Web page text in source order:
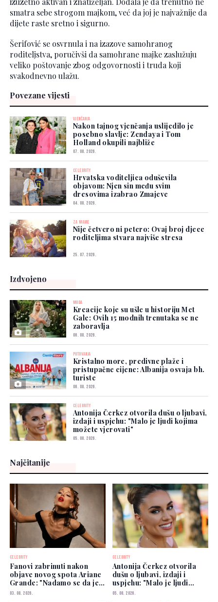
smatra sebe strogom majkom, već da joj je najvažnije da
dijete raste sretno i sigurno.
Šerifović se osvrnula i na izazove samohranog
roditeljstva, poručivši da samohrane majke zaslužuju
veliko poštovanje zbog odgovornosti i truda koji
svakodnevno ulažu.
Povezane vijesti
VJENČANJA
Nakon tajnog vjenčanja uslijedilo je
posebno slavlje: Zendaya i Tom
Holland okupili najbliže
07. 08. 2026.
CELEBRITY
Hrvatska voditeljica oduševila
objavom: Njen sin među svim
dresovima izabrao Zmajeve
04. 08. 2026.
ZA MAME
Nije četvero ni petero: Ovaj broj djece
roditeljima stvara najviše stresa
25. 07. 2026.
Izdvojeno
MODA
Kreacije koje su ušle u historiju Met
Gale: Ovih 15 modnih trenutaka se ne
zaboravlja
06. 08. 2026.
PUTOVANJA
Kristalno more, predivne plaže i
pristupačne cijene: Albanija osvaja bh.
turiste
06. 08. 2026.
CELEBRITY
Antonija Čerkez otvorila dušu o ljubavi,
izdaji i uspjehu: "Malo je ljudi kojima
možete vjerovati"
05. 08. 2026.
Najčitanije
CELEBRITY
Fanovi zabrinuti nakon
objave novog spota Ariane
Grande: "Nadamo se da je
dobro"
03. 08. 2026.
CELEBRITY
Antonija Čerkez otvorila
dušu o ljubavi, izdaji i
uspjehu: "Malo je ljudi
kojima možete vjerovati"
05. 08. 2026.